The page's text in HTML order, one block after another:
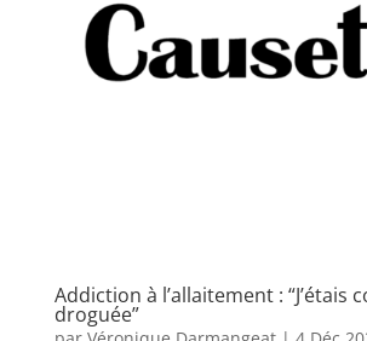
Addiction à l’allaitement : “J’étais
droguée”